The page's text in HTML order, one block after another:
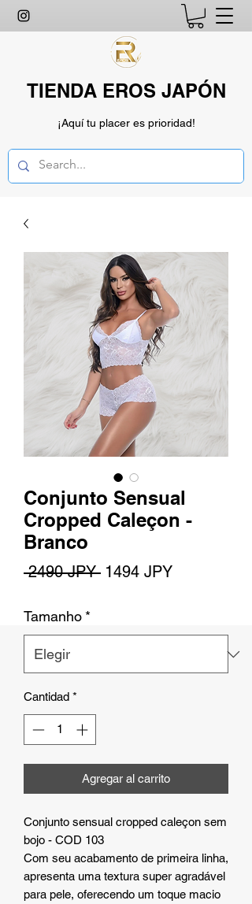
TIENDA EROS JAPÓN
¡Aquí tu placer es prioridad!
Conjunto Sensual
Cropped Caleçon -
Branco
2490 JPY Precio
1494 JPYPrecio
Tamanho *
Cantidad *
Agregar al carrito
Conjunto sensual cropped caleçon sem
bojo - COD 103
Com seu acabamento de primeira linha,
apresenta uma textura super agradável
para pele, oferecendo um toque macio